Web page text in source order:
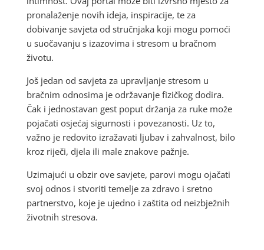
pronalaženje novih ideja, inspiracije, te za
dobivanje savjeta od stručnjaka koji mogu pomoći
u suočavanju s izazovima i stresom u bračnom
životu.
Još jedan od savjeta za upravljanje stresom u
bračnim odnosima je održavanje fizičkog dodira.
Čak i jednostavan gest poput držanja za ruke može
pojačati osjećaj sigurnosti i povezanosti. Uz to,
važno je redovito izražavati ljubav i zahvalnost, bilo
kroz riječi, djela ili male znakove pažnje.
Uzimajući u obzir ove savjete, parovi mogu ojačati
svoj odnos i stvoriti temelje za zdravo i sretno
partnerstvo, koje je ujedno i zaštita od neizbježnih
životnih stresova.